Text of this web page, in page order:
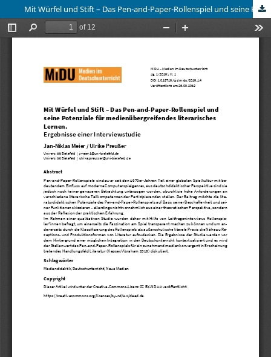
Mit Würfel und Stift – Das Pen-and-Paper-Rollenspiel und seine Potentiale für medienübergreifendes literarisches Lernen. Ergebnisse einer Interviewstudie